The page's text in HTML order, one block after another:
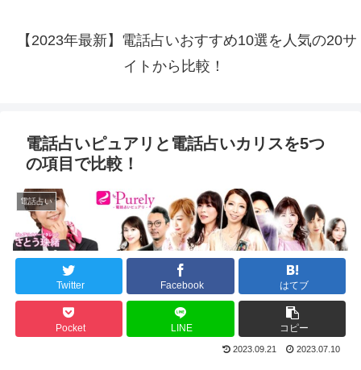
【2023年最新】電話占いおすすめ10選を人気の20サ
イトから比較！
電話占いピュアリと電話占いカリスを5つ
の項目で比較！
電話占い
Twitter Facebook はてブ
Pocket LINE コピー
2023.09.21 2023.07.10